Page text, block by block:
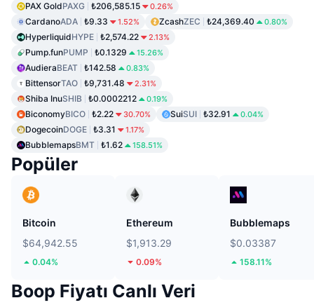
PAX GoldPAXG ₺206,585.15 0.26%
CardanoADA ₺9.33 1.52% ZcashZEC ₺24,369.40 0.80%
HyperliquidHYPE ₺2,574.22 2.13%
Pump.funPUMP ₺0.1329 15.26%
AudieraBEAT ₺142.58 0.83%
BittensorTAO ₺9,731.48 2.31%
Shiba InuSHIB ₺0.0002212 0.19%
BiconomyBICO ₺2.22 30.70% SuiSUI ₺32.91 0.04%
DogecoinDOGE ₺3.31 1.17%
BubblemapsBMT ₺1.62 158.51%
Popüler
Bitcoin
$64,942.55
0.04%
Ethereum
$1,913.29
0.09%
Bubblemaps
$0.03387
158.11%
Boop Fiyatı Canlı Veri